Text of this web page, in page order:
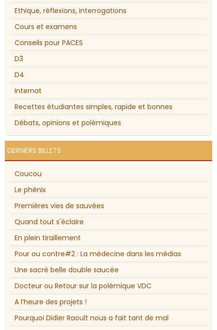
Ethique, réflexions, interrogations
Cours et examens
Conseils pour PACES
D3
D4
Internat
Recettes étudiantes simples, rapide et bonnes
Débats, opinions et polémiques
DERNIERS BILLETS
Coucou
Le phénix
Premières vies de sauvées
Quand tout s'éclaire
En plein tiraillement
Pour ou contre#2 : La médecine dans les médias
Une sacré belle double saucée
Docteur ou Retour sur la polémique VDC
A l’heure des projets !
Pourquoi Didier Raoult nous a fait tant de mal